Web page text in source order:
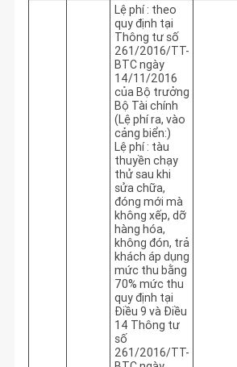
Lệ phí : theo
quy định tại
Thông tư số
261/2016/TT-
BTC ngày
14/11/2016
của Bộ trưởng
Bộ Tài chính
(Lệ phí ra, vào
cảng biển:)
Lệ phí : tàu
thuyền chạy
thử sau khi
sửa chữa,
đóng mới mà
không xếp, dỡ
hàng hóa,
không đón, trả
khách áp dụng
mức thu bằng
70% mức thu
quy định tại
Điều 9 và Điều
14 Thông tư
số
261/2016/TT-